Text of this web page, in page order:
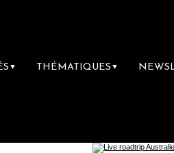
▼ THÉMATIQUES ▼